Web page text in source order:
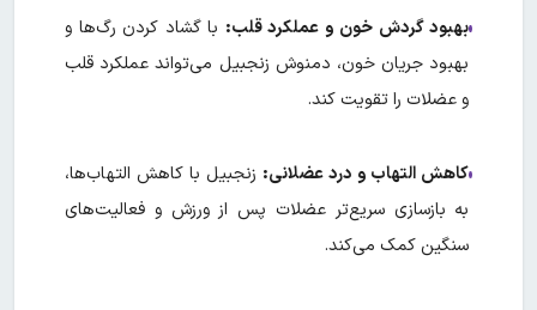
بهبود گردش خون و عملکرد قلب: با گشاد کردن رگ‌ها و
بهبود جریان خون، دمنوش زنجبیل می‌تواند عملکرد قلب
و عضلات را تقویت کند.
کاهش التهاب و درد عضلانی: زنجبیل با کاهش التهاب‌ها،
به بازسازی سریع‌تر عضلات پس از ورزش و فعالیت‌های
سنگین کمک می‌کند.